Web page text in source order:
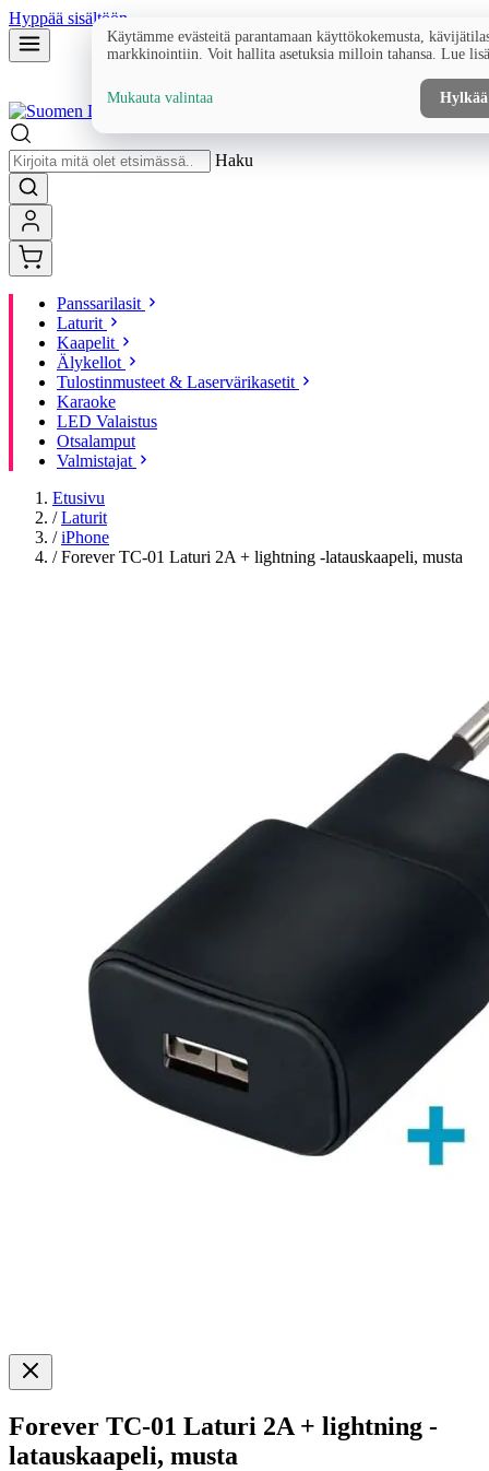
Hyppää sisältöön
Haku
Panssarilasit
Laturit
Kaapelit
Älykellot
Tulostinmusteet & Laservärikasetit
Karaoke
LED Valaistus
Otsalamput
Valmistajat
Etusivu
/ Laturit
/ iPhone
/ Forever TC-01 Laturi 2A + lightning -latauskaapeli, musta
Forever TC-01 Laturi 2A + lightning -
latauskaapeli, musta
Käytämme evästeitä parantamaan käyttökokemusta,
markkinointiin. Voit hallita asetuksia milloin tahansa. Lue
Mukauta valintaa Hylkää